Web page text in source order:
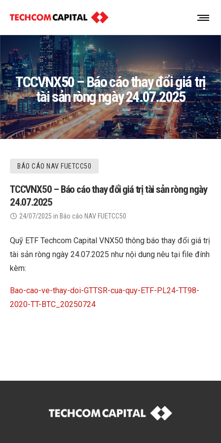
TCCVNX50 – Báo cáo thay đổi giá trị
tài sản ròng ngày 24.07.2025
BÁO CÁO NAV FUETCC50
TCCVNX50 – Báo cáo thay đổi giá trị tài sản ròng ngày
24.07.2025
24/07/2025 in Báo cáo NAV FUETCC50
Quỹ ETF Techcom Capital VNX50 thông báo thay đổi giá trị
tài sản ròng ngày 24.07.2025 như nội dung nêu tại file đính
kèm:
Bao-cao-ve-thay-doi-GTTSR-cua-quy-ETF-PL24-TT98-
2020-TT-BTC_20250724